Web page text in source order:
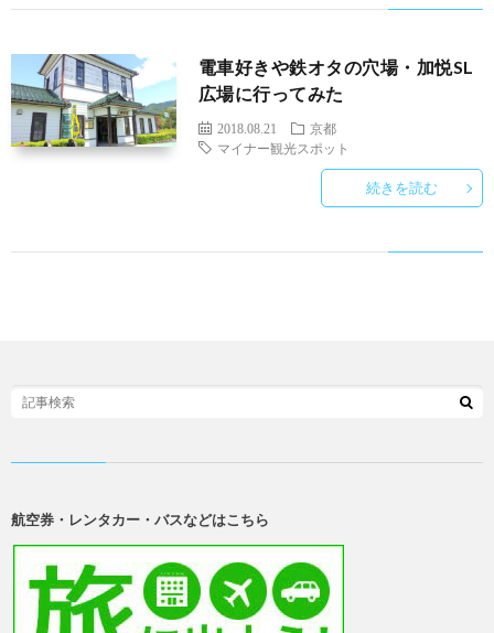
電車好きや鉄オタの穴場・加悦SL
広場に行ってみた
2018.08.21
京都
マイナー観光スポット
続きを読む
航空券・レンタカー・バスなどはこちら